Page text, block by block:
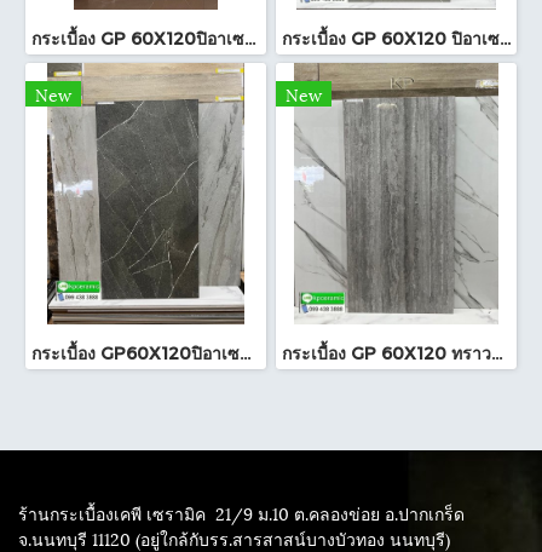
กระเบื้อง GP 60X120ปิอาเซนซ่า แซนด์ (HYG)NAT R/TPM กระเบื้อง GP 60X120 ปิอาเซนซ่า เทา (HYG) NAT R/TPM
New
กระเบื้อง GP60X120ปิอาเซนซ่า เทาเข้ม (HYG)NAT RTPM
New
กระเบื้อง GP 60X120 ทราวาทีน เทา (POL)ตัดขอบ PM
ร้านกระเบื้องเคพี เซรามิค 21/9 ม.10 ต.คลองข่อย อ.ปากเกร็ด
จ.นนทบุรี 11120 (อยู่ใกล้กับรร.สารสาสน์บางบัวทอง นนทบุรี)